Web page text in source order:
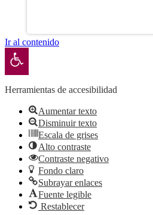
Ir al contenido
Abrir barra de
Herramientas de accesibilidad
Aumentar texto
Disminuir texto
Escala de grises
Alto contraste
Contraste negativo
Fondo claro
Subrayar enlaces
Fuente legible
Restablecer